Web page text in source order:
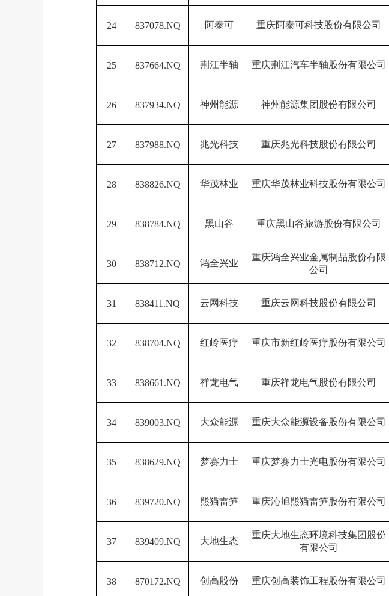
24 837078.NQ 阿泰可 重庆阿泰可科技股份有限公司
25 837664.NQ 荆江半轴 重庆荆江汽车半轴股份有限公司
26 837934.NQ 神州能源 神州能源集团股份有限公司
27 837988.NQ 兆光科技 重庆兆光科技股份有限公司
28 838826.NQ 华茂林业 重庆华茂林业科技股份有限公司
29 838784.NQ 黑山谷 重庆黑山谷旅游股份有限公司
30 838712.NQ 鸿全兴业
重庆鸿全兴业金属制品股份有限
公司
31 838411.NQ 云网科技 重庆云网科技股份有限公司
32 838704.NQ 红岭医疗 重庆市新红岭医疗股份有限公司
33 838661.NQ 祥龙电气 重庆祥龙电气股份有限公司
34 839003.NQ 大众能源 重庆大众能源设备股份有限公司
35 838629.NQ 梦赛力士 重庆梦赛力士光电股份有限公司
36 839720.NQ 熊猫雷笋 重庆沁旭熊猫雷笋股份有限公司
37 839409.NQ 大地生态
重庆大地生态环境科技集团股份
有限公司
38 870172.NQ 创高股份 重庆创高装饰工程股份有限公司